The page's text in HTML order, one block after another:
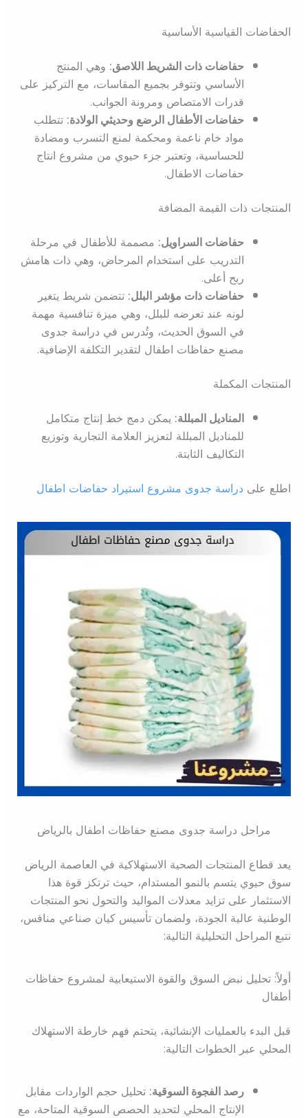
الحفاضات القياسية الأساسية
حفاضات ذات الشريط اللاصق:وهي المنتج
الأساسي وتتوفر بجميع المقاسات، مع التركيز على
قدرات الامتصاص ومرونة الجوانب.
حفاضات الأطفال الرضع وحديثي الولادة:تتطلب
مواد خام ناعمة ومحكمة لمنع التسرب ومضادة
للحساسية، وتعتبر جزء حيوي من مشروع انتاج
حفاضات الاطفال.
المنتجات ذات القيمة المضافة
حفاضات السراويل:مصممة للأطفال في مرحلة
التدريب على استخدام المرحاض، وهي ذات هامش
ربح أعلى.
حفاضات ذات مؤشر البلل:تتضمن شريط يتغير
لونه عند تعرضه للبلل، وهي ميزة تنافسية مهمة
في السوق الحديث، وتُدرس في دراسة جدوى
مصنع حفاظات اطفال لتقدير التكلفة الإضافية.
المنتجات المكملة
المناديل المبللة:يمكن دمج خط إنتاج متكامل
للمناديل المبللة لتعزيز العلامة التجارية وتوزيع
التكاليف الثابتة.
اطلع على دراسة جدوى مشروع استيراد حفاضات اطفال
مراحل دراسة جدوى مصنع حفاظات اطفال بالرياض
يعد قطاع المنتجات الصحية الاستهلاكية في العاصمة الرياض
سوق حيوي يتسم بالنمو المستدام، حيث ترتكز قوة هذا
الاستثمار على تزايد معدلات المواليد والتحول نحو المنتجات
الوطنية عالية الجودة، ولضمان تأسيس كيان صناعي منافس،
نتبع المراحل التحليلية التالية:
أولاً: تحليل نبض السوق والقوة الاستيعابية لمشروع حفاظات
أطفال
قبل البدء بالعمليات الإنشائية، يتحتم فهم خارطة الاستهلاك
المحلي عبر الخطوات التالية:
رصد الفجوة السوقية:تحليل حجم الواردات مقابل
الإنتاج المحلي لتحديد الحصص السوقية المتاحة، مع